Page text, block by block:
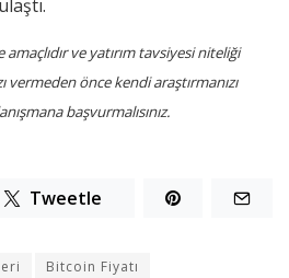
ve yatırım tavsiyesi niteliği
vermeden önce kendi araştırmanızı
başvurmalısınız.
Tweetle
Bitcoin Fiyatı